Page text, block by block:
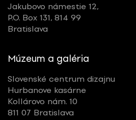
Jakubovo námestie 12,
P.O. Box 131, 814 99
Bratislava
Múzeum a galéria
Slovenské centrum dizajnu
Hurbanove kasárne
Kollárovo nám. 10
811 07 Bratislava